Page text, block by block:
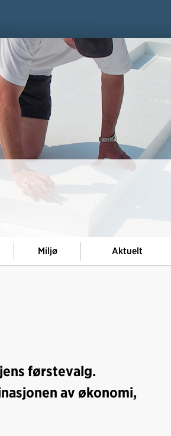
Miljø Aktuelt
førstevalg.
av økonomi,